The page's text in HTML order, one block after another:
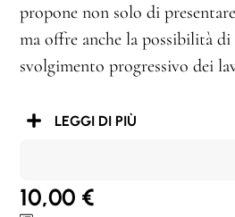
propone non solo di
ma offre anche la possibilità di
svolgimento progressivo dei
LEGGI DI PIÙ
10,00 €